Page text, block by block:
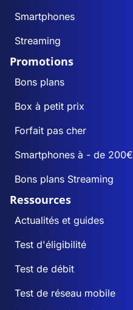
Smartphones
Streaming
Promotions
Bons plans
Box à petit prix
Forfait pas cher
Smartphones à - de 200€
Bons plans Streaming
Ressources
Actualités et guides
Test d'éligibilité
Test de débit
Test de réseau mobile